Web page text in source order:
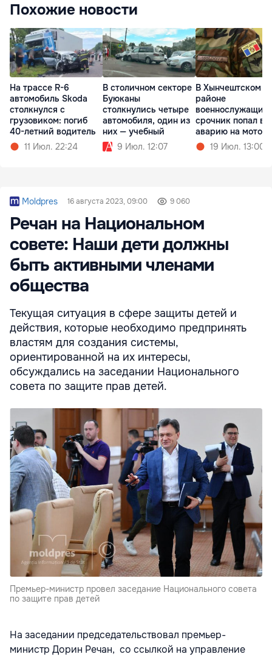
Похожие новости
На трассе R-6
автомобиль Skoda
столкнулся с
грузовиком: погиб
40-летний водитель
11 Июл. 22:24
В столичном секторе
Буюканы
столкнулись четыре
автомобиля, один из
них — учебный
9 Июл. 12:07
В Хынчештском
районе
военнослужащий-
срочник попал в
аварию на
19 Июл. 13:00
Moldpres 16 августа 2023, 09:00 9 060
Речан на Национальном
совете: Наши дети должны
быть активными членами
общества
Текущая ситуация в сфере защиты детей и
действия, которые необходимо предпринять
властям для создания системы,
ориентированной на их интересы,
обсуждались на заседании Национального
совета по защите прав детей.
Премьер-министр провел заседание Национального совета
по защите прав детей
На заседании председательствовал премьер-
министр Дорин Речан, со ссылкой на управление